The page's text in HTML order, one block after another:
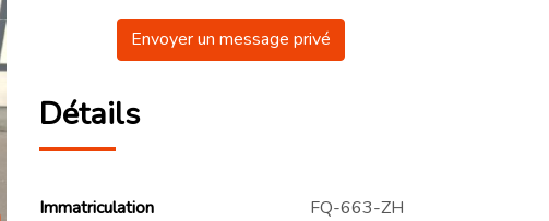
Envoyer un message privé
Détails
Immatriculation
FQ-663-ZH